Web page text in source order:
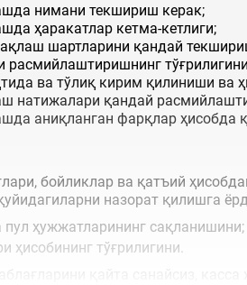
нимани текшириш керак;
ҳаракатлар кетма-кетлиги;
шартларини қандай
расмийлаштиришнинг
ва тўлиқ кирим қилиниши ва
натижалари қандай
аниқланган фарқлар ҳисобда
бойликлар ва қатъий
назорат қилишга
пул ҳужжатларининг сақланишини;
ҳисобининг тўғрилигини.